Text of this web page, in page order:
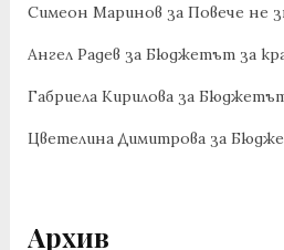
Симеон Маринов за Повече не
Ангел Радев за Бюджетът за
Габриела Кириловаза Бюджетът
Цветелина Димитроваза
Архив